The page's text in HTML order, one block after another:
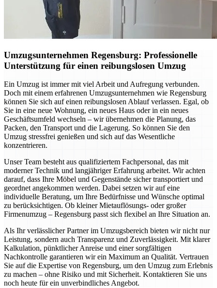
Umzugsunternehmen Regensburg: Professionelle
Unterstützung für einen reibungslosen Umzug
Ein Umzug ist immer mit viel Arbeit und Aufregung verbunden.
Doch mit einem erfahrenen Umzugsunternehmen wie Regensburg
können Sie sich auf einen reibungslosen Ablauf verlassen. Egal, ob
Sie in eine neue Wohnung, ein neues Haus oder in ein neues
Geschäftsumfeld wechseln – wir übernehmen die Planung, das
Packen, den Transport und die Lagerung. So können Sie den
Umzug stressfrei genießen und sich auf das Wesentliche
konzentrieren.
Unser Team besteht aus qualifiziertem Fachpersonal, das mit
moderner Technik und langjähriger Erfahrung arbeitet. Wir achten
darauf, dass Ihre Möbel und Gegenstände sicher transportiert und
geordnet angekommen werden. Dabei setzen wir auf eine
individuelle Beratung, um Ihre Bedürfnisse und Wünsche optimal
zu berücksichtigen. Ob kleiner Mietauflösungs- oder großer
Firmenumzug – Regensburg passt sich flexibel an Ihre Situation an.
Als Ihr verlässlicher Partner im Umzugsbereich bieten wir nicht nur
Leistung, sondern auch Transparenz und Zuverlässigkeit. Mit klarer
Kalkulation, pünktlicher Anreise und einer sorgfältigen
Nachkontrolle garantieren wir ein Maximum an Qualität. Vertrauen
Sie auf die Expertise von Regensburg, um den Umzug zum Erlebnis
zu machen – ohne Risiko und mit Sicherheit. Kontaktieren Sie uns
noch heute für ein unverbindliches Angebot.